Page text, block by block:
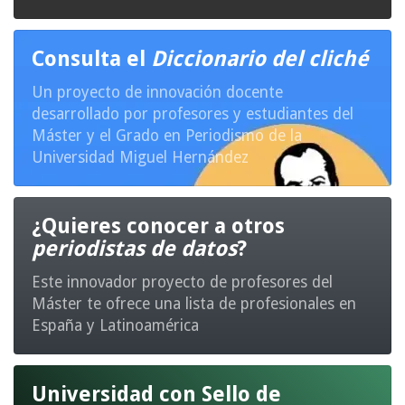
Consulta el Diccionario del cliché
Un proyecto de innovación docente
desarrollado por profesores y estudiantes del
Máster y el Grado en Periodismo de la
Universidad Miguel Hernández
¿Quieres conocer a otros
periodistas de datos?
Este innovador proyecto de profesores del
Máster te ofrece una lista de profesionales en
España y Latinoamérica
Universidad con Sello de